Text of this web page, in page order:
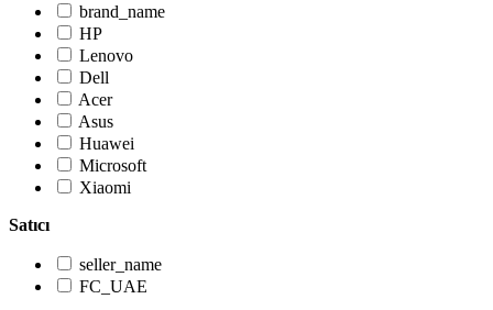
brand_name
HP
Lenovo
Dell
Acer
Asus
Huawei
Microsoft
Xiaomi
Satıcı
seller_name
FC_UAE